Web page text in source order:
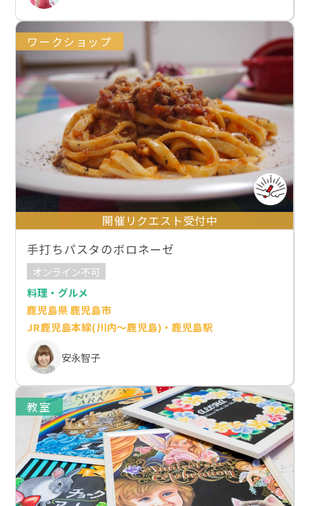
ワークショップ
開催リクエスト受付中
手打ちパスタのボロネーゼ
オンライン不可
料理・グルメ
鹿児島県 鹿児島市
JR鹿児島本線(川内～鹿児島)・鹿児島駅
安永智子
教室